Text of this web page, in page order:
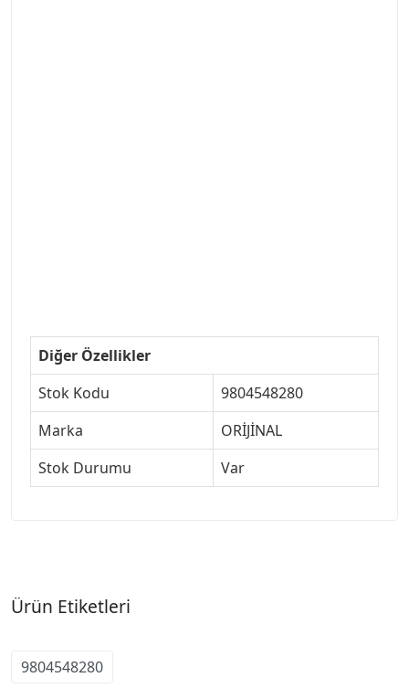
Diğer Özellikler
Stok Kodu
9804548280
Marka
ORİJİNAL
Stok Durumu
Var
Ürün Etiketleri
9804548280